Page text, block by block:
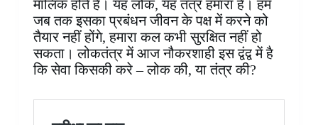
मालिक होते हैं। यह लोक, यह तंत्र हमारा है। हम
जब तक इसका प्रबंधन जीवन के पक्ष में करने को
तैयार नहीं होंगे, हमारा कल कभी सुरक्षित नहीं हो
सकता। लोकतंत्र में आज नौकरशाही इस द्वंद्व में है
कि सेवा किसकी करे – लोक की, या तंत्र की?